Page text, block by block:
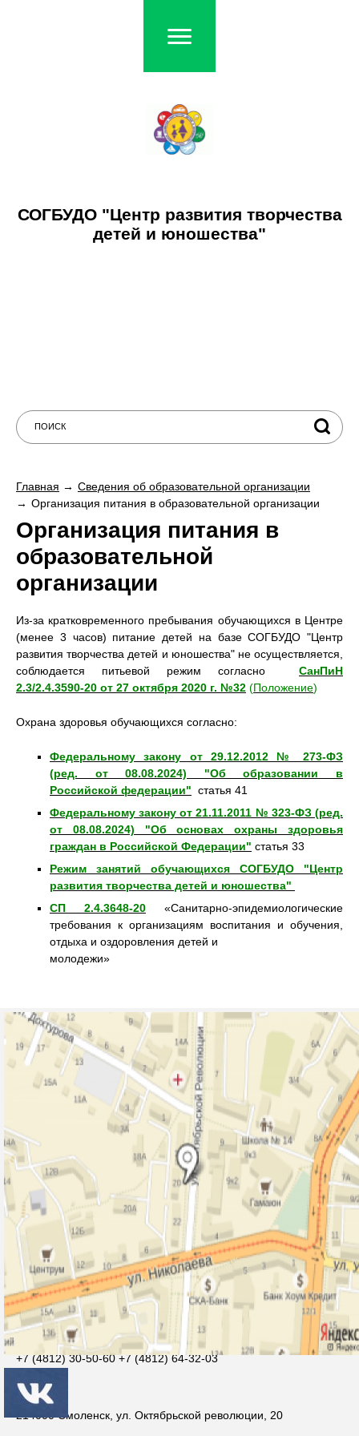
СОГБУДО "Центр развития творчества
детей и юношества"
Главная
Сведения об образовательной организации
Организация питания в образовательной организации
Организация питания в
образовательной
организации
Из-за кратковременного пребывания обучающихся в Центре
(менее 3 часов) питание детей на базе СОГБУДО "Центр
развития творчества детей и юношества" не осуществляется,
соблюдается питьевой режим согласно СанПиН
2.3/2.4.3590-20 от 27 октября 2020 г. №32 (Положение)
Охрана здоровья обучающихся согласно:
Федеральному закону от 29.12.2012 № 273-ФЗ
(ред. от 08.08.2024) "Об образовании в
Российской федерации" статья 41
Федеральному закону от 21.11.2011 № 323-ФЗ (ред.
от 08.08.2024) "Об основах охраны здоровья
граждан в Российской Федерации" статья 33
Режим занятий обучающихся СОГБУДО "Центр
развития творчества детей и юношества"
СП 2.4.3648-20 «Санитарно-эпидемиологические
требования к организациям воспитания и обучения,
отдыха и оздоровления детей и
молодежи»
Контакты
Агеева Ольга Михайловна
smolcrtdu@mail.ru
+7 (4812) 30-50-60 +7 (4812) 64-32-03
214000 Смоленск, ул. Октябрьской революции, 20